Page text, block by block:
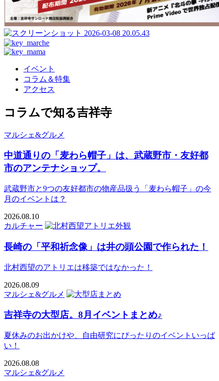
イベント
コラム＆特集
アクセス
コラムで知る吉祥寺
マルシェ&グルメ
中道通りの「麦わら帽子」は、武蔵野市・友好都
市のアンテナショップ。
武蔵野市と9つの友好都市の物産品扱う「麦わら帽子」の今
月のイベントは？
2026.08.10
カルチャー
長崎の「平和祈念像」は井の頭公園で作られた！
北村西望のアトリエは移築ではなかった！
2026.08.09
マルシェ&グルメ
吉祥寺の大型店。8月イベントまとめ♪
夏休みのお出かけや、自由研究にぴったりのイベントいっぱ
い！
2026.08.08
マルシェ&グルメ